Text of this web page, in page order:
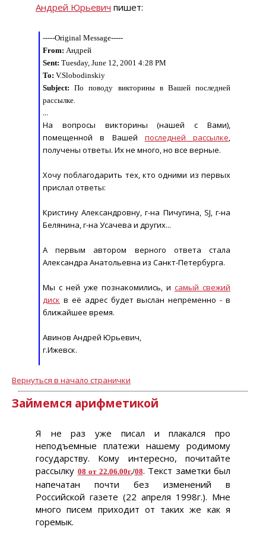
Андрей Юрьевич пишет:
-----Original Message-----
From: Андрей
Sent: Tuesday, June 12, 2001 4:28 PM
To: V.Slobodinskiy
Subject: По поводу викторины в Вашей последней
рассылке.
...
На вопросы викторины (нашей с Вами),
помещенной в Вашей последней рассылке
получены ответы. Их не много, но все верные.
Хочу поблагодарить тех, кто одними из первых
прислал ответы:
Кристину Александровну, г-на Пичугина, SJ, г-на
Белянина, г-на Усачева и других...
А первым автором верного ответа стала
Александра Анатольевна из Санкт-Петербурга.
Мы с ней уже познакомились, и самый свежий
диск в её адрес будет выслан непременно - в
ближайшее время.
Авинов Андрей Юрьевич,
г.Ижевск.
Вернуться в начало странички
Займемся арифметикой
Я не раз уже писал и плакался про
неподъемные платежи нашему родимому
государству. Кому интересно, почитайте
рассылку 08 от 22.06.00г./08. Текст заметки был
напечатан почти без изменений в
Российской газете (22 апреля 1998г.). Мне
много писем приходит от таких же как я
горемык.